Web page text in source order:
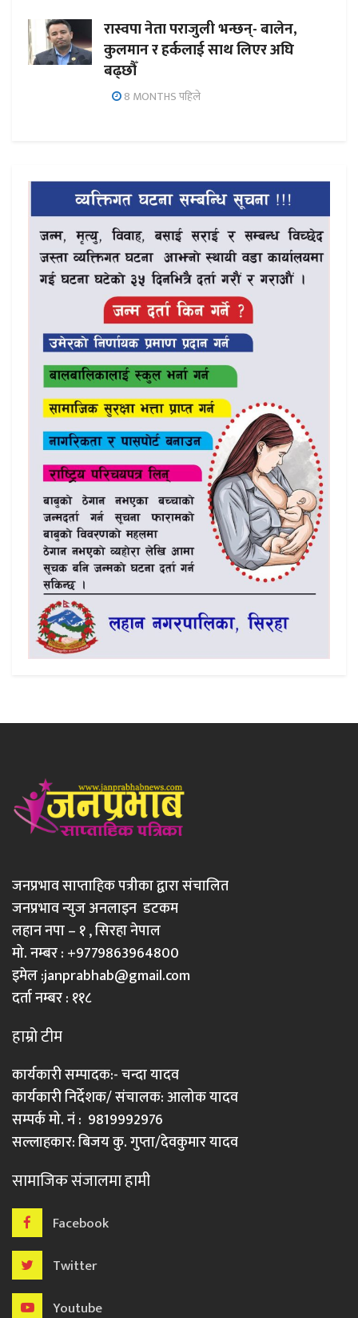
रास्वपा नेता पराजुली भन्छन्- बालेन,
कुलमान र हर्कलाई साथ लिएर अघि
बढ्छौँ
8 MONTHS पहिले
जनप्रभाव साप्ताहिक पत्रीका द्वारा संचालित
जनप्रभाव न्युज अनलाइन डटकम
लहान नपा – १ , सिरहा नेपाल
मो. नम्बर : +9779863964800
इमेल :janprabhab@gmail.com
दर्ता नम्बर : ११८
हाम्रो टीम
कार्यकारी सम्पादक:- चन्दा यादव
कार्यकारी निर्देशक/ संचालक: आलोक यादव
सम्पर्क मो. नं : 9819992976
सल्लाहकार: बिजय कु. गुप्ता/देवकुमार यादव
सामाजिक संजालमा हामी
Facebook
Twitter
Youtube